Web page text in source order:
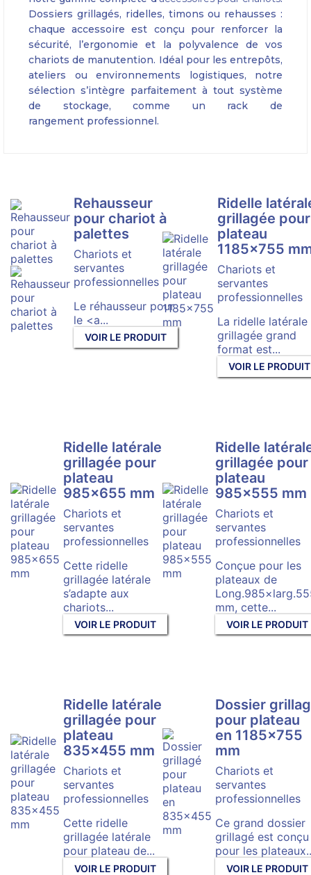
Dossiers grillagés, ridelles, timons ou rehausses :
chaque accessoire est conçu pour renforcer la
sécurité, l’ergonomie et la polyvalence de vos
chariots de manutention. Idéal pour les entrepôts,
ateliers ou environnements logistiques, notre
sélection s’intègre parfaitement à tout système
de stockage, comme un rack de
rangement professionnel.
Rehausseur
pour chariot à
palettes
Chariots et
servantes
professionnelles
Le réhausseur pour
le <a...
VOIR LE PRODUIT
Ridelle
grillagée pour
plateau
1185×755
Chariots et
servantes
professionnelles
La ridelle latérale
grillagée grand
format est...
VOIR LE PRODUIT
Ridelle latérale
grillagée pour
plateau
985×655 mm
Chariots et
servantes
professionnelles
Cette ridelle
grillagée latérale
s’adapte aux
chariots...
VOIR LE PRODUIT
Ridelle
grillagée pour
plateau
985×555 mm
Chariots et
servantes
professionnelles
Conçue pour les
plateaux de
mm, cette...
VOIR LE PRODUIT
Ridelle latérale
grillagée pour
plateau
835×455 mm
Chariots et
servantes
professionnelles
Cette ridelle
grillagée latérale
pour plateau de...
VOIR LE PRODUIT
Dossier
pour plateau
en 1185×755
mm
Chariots et
servantes
professionnelles
Ce grand dossier
grillagé est conçu
pour les
VOIR LE PRODUIT